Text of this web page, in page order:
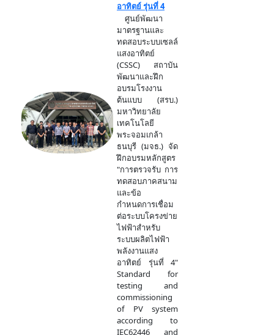
อาทิตย์ รุ่นที่ 4
ศูนย์พัฒนา
มาตรฐานและ
ทดสอบระบบเซลล์
แสงอาทิตย์
(CSSC) สถาบัน
พัฒนาและฝึก
อบรมโรงงาน
ต้นแบบ (สรบ.)
มหาวิทยาลัย
เทคโนโลยี
พระจอมเกล้า
ธนบุรี (มจธ.) จัด
ฝึกอบรมหลักสูตร
"การตรวจรับ การ
ทดสอบภาคสนาม
และข้อ
กำหนดการเชื่อม
ต่อระบบโครงข่าย
ไฟฟ้าสำหรับ
ระบบผลิตไฟฟ้า
พลังงานแสง
อาทิตย์ รุ่นที่ 4"
Standard for
testing and
commissioning
of PV system
according to
IEC62446 and